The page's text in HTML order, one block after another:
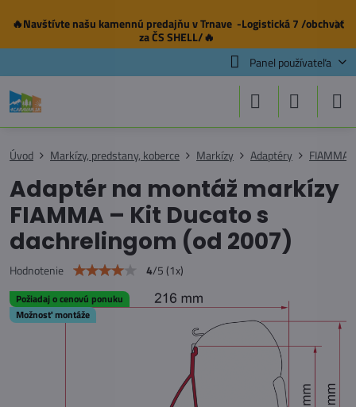
✕
🔥Navštívte našu kamennú predajňuv Trnave -Logistická 7 /obchvat
za ČS SHELL/🔥
Panel používateľa
Požiadaj o cenovú ponuku
Možnosť montáže
Úvod Markízy, predstany, koberce Markízy Adaptéry FIAMMA
Adaptér na montáž markízy
FIAMMA – Kit Ducato s
dachrelingom (od 2007)
Hodnotenie 4/5(1x)